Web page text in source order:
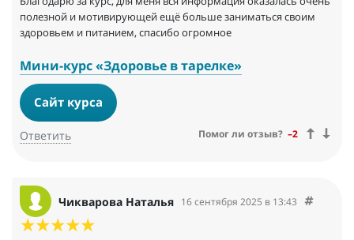
бесполезной информацией школа.
полезной и мотивирующей ещё больше заниматься своим
здоровьем и питанием, спасибо огромное
Мини-курс «Здоровье в тарелке»
Сайт курса
Ответить Помог ли отзыв? –2
Чикварова Наталья 16 сентября 2025 в 13:43